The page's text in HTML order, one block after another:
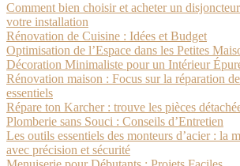
Comment bien choisir et acheter un
votre installation
Rénovation de Cuisine : Idées et Budget
Optimisation de l’Espace dans les Petites
Décoration Minimaliste pour un Intérieur
Rénovation maison : Focus sur la réparation
essentiels
Répare ton Karcher : trouve les pièces
Plomberie sans Souci : Conseils d’Entretien
Les outils essentiels des monteurs d’acier : la
avec précision et sécurité